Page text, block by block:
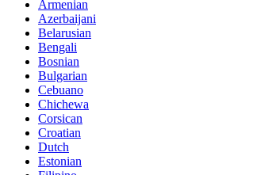
Armenian
Azerbaijani
Belarusian
Bengali
Bosnian
Bulgarian
Cebuano
Chichewa
Corsican
Croatian
Dutch
Estonian